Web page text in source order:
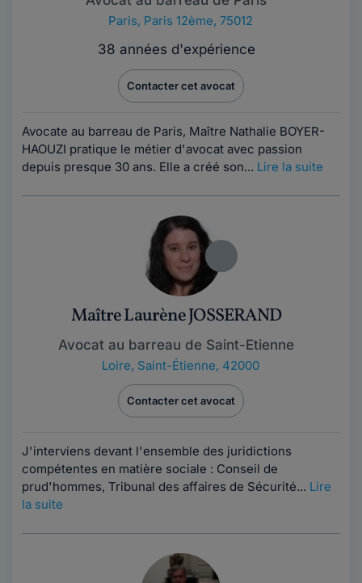
Paris, Paris 12ème, 75012
38 années d'expérience
Contacter cet avocat
Avocate au barreau de Paris, Maître Nathalie BOYER-
HAOUZI pratique le métier d'avocat avec passion
depuis presque 30 ans. Elle a créé son... Lire la suite
Maître Laurène JOSSERAND
Avocat au barreau de Saint-Etienne
Loire, Saint-Étienne, 42000
Contacter cet avocat
J'interviens devant l'ensemble des juridictions
compétentes en matière sociale : Conseil de
prud'hommes, Tribunal des affaires de Sécurité... Lire
la suite